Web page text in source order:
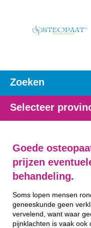
Zoeken
Selecteer
Goede
prijzen
behandeling.
Soms lopen mensen
geneeskunde geen
vervelend, want waar
pijnklachten is vaak ook